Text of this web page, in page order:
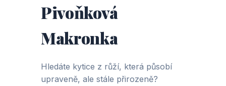
Pivoňková
Makronka
Hledáte kytice z růží, která působí
upraveně, ale stále přirozeně?